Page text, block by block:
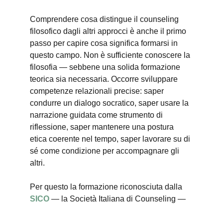
Comprendere cosa distingue il counseling
filosofico dagli altri approcci è anche il primo
passo per capire cosa significa formarsi in
questo campo. Non è sufficiente conoscere la
filosofia — sebbene una solida formazione
teorica sia necessaria. Occorre sviluppare
competenze relazionali precise: saper
condurre un dialogo socratico, saper usare la
narrazione guidata come strumento di
riflessione, saper mantenere una postura
etica coerente nel tempo, saper lavorare su di
sé come condizione per accompagnare gli
altri.
Per questo la formazione riconosciuta dalla
SICO — la Società Italiana di Counseling —